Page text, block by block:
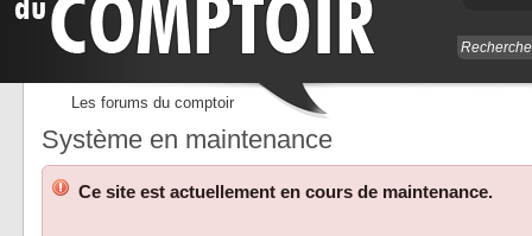
Les forums du comptoir
Système en maintenance
Ce site est actuellement en cours de maintenance.